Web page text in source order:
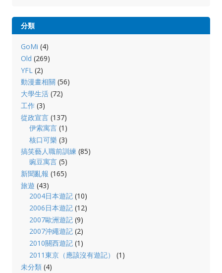
分類
GoMi (4)
Old (269)
YFL (2)
動漫畫相關 (56)
大學生活(72)
工作(3)
從政宣言(137)
伊索寓言 (1)
核口可樂 (3)
搞笑藝人職前訓練 (85)
豌豆寓言 (5)
新聞亂報 (165)
旅遊 (43)
2004日本遊記 (10)
2006日本遊記 (12)
2007歐洲遊記 (9)
2007沖繩遊記 (2)
2010關西遊記 (1)
2011東京（應該沒有遊記）
(1)
未分類(4)